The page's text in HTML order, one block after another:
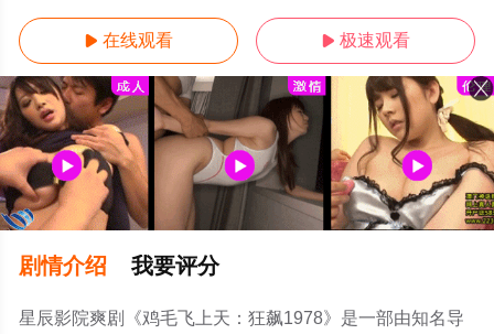
 在线观看  极速观看
剧情介绍 我要评分
星辰影院爽剧《鸡毛飞上天：狂飙1978》是一部由知名导